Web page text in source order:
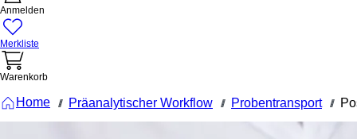
Anmelden
Merkliste
Warenkorb
Home /// Präanalytischer Workflow /// Probentransport ///